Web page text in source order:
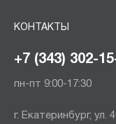
КОНТАКТЫ
+7 (343) 302-
пн-пт 9:00-17:30
г. Екатеринбург,